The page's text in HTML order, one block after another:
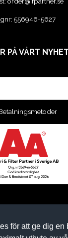
för att ge dig en
556946-5627
PÅ VÅRT